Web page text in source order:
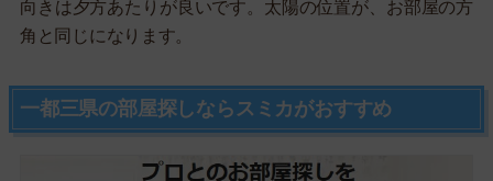
向きは夕方あたりが良いです。太陽の位置が、お部屋の方
角と同じになります。
一都三県の部屋探しならスミカがおすすめ